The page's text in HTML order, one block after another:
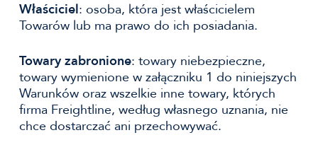
Właściciel: osoba, która jest właścicielem
Towarów lub ma prawo do ich posiadania.
Towary zabronione: towary niebezpieczne,
towary wymienione w załączniku 1 do niniejszych
Warunków oraz wszelkie inne towary, których
firma Freightline, według własnego uznania, nie
chce dostarczać ani przechowywać.